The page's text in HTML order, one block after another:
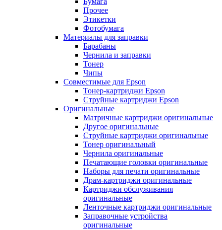
Прочее
Этикетки
Фотобумага
Материалы для заправки
Барабаны
Чернила и заправки
Тонер
Чипы
Совместимые для Epson
Тонер-картриджи Epson
Струйные картриджи Epson
Оригинальные
Матричные картриджи оригинальные
Другое оригинальные
Струйные картриджи оригинальные
Тонер оригинальный
Чернила оригинальные
Печатающие головки оригинальные
Наборы для печати оригинальные
Драм-картриджи оригинальные
Картриджи обслуживания
оригинальные
Ленточные картриджи оригинальные
Заправочные устройства
оригинальные